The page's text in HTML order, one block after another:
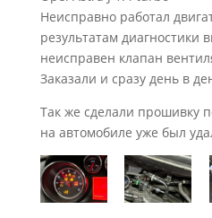
Неисправно работал
результатам диагностики
неисправен клапан
Заказали и сразу день в
Так же сделали прошивку
на автомобиле уже был